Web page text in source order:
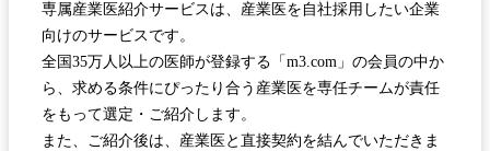
専属産業医紹介サービスは、産業医を自社採用したい企業
向けのサービスです。
全国35万人以上の医師が登録する「m3.com」の会員の中か
ら、求める条件にぴったり合う産業医を専任チームが責任
をもって選定・ご紹介します。
また、ご紹介後は、産業医と直接契約を結んでいただきま